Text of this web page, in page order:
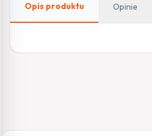
Opis produktu Opinie